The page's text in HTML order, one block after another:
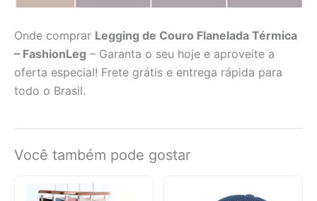
Onde comprar Legging de Couro Flanelada Térmica
– FashionLeg – Garanta o seu hoje e aproveite a
oferta especial! Frete grátis e entrega rápida para
todo o Brasil.
Você também pode gostar